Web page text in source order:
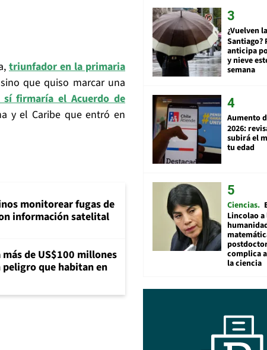
triunfador en la primaria
que quiso marcar una
firmaría el Acuerdo de
y el Caribe que entró en
monitorear fugas de
información satelital
de US$100 millones
peligro que habitan en
¿Vuelven
Santiago?
anticipa
y nieve
semana
Aumento
2026:
subirá el
tu edad
Ciencias
Lincolao a
complica
la ciencia